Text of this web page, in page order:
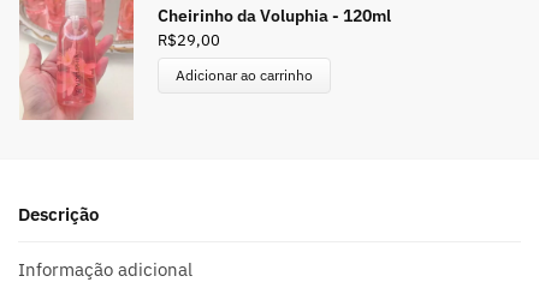
Cheirinho da Voluphia - 120ml
R$29,00
Adicionar ao carrinho
Descrição
Informação adicional